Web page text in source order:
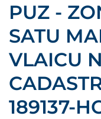
PUZ -
SATU
VLAICU
189137-